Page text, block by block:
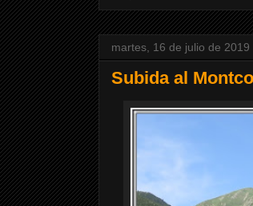
martes, 16 de julio de 2019
Subida al